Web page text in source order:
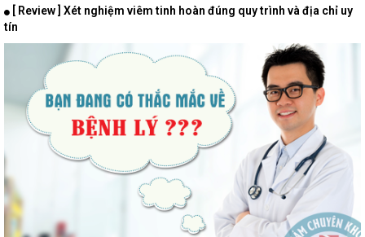
[ Review ] Xét nghiệm viêm tinh hoàn đúng quy trình và địa chỉ uy
tín